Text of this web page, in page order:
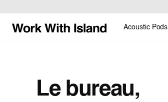
Acoustic Pods
Le bureau,